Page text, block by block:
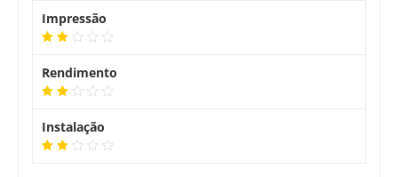
Impressão
Rendimento
Instalação